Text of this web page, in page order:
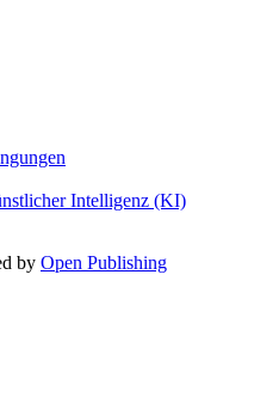
Intelligenz (KI)
by Open Publishing